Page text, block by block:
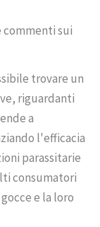
commenti sui
trovare un
riguardanti
a
l'efficacia
parassitarie
consumatori
e la loro